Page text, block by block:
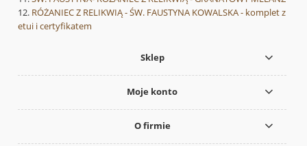
RÓŻANIEC Z RELIKWIĄ - ŚW. FAUSTYNA KOWALSKA - komplet z
etui i certyfikatem
Sklep
Moje konto
O firmie